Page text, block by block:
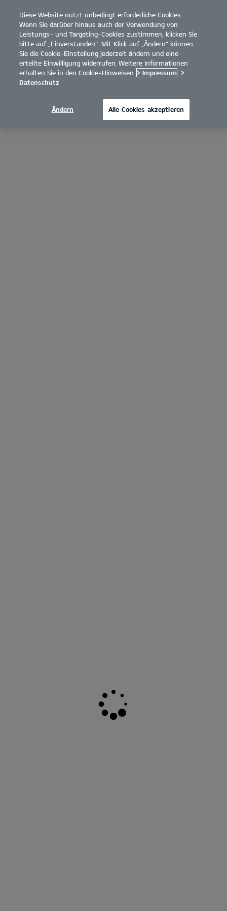
open
menu
Diese Website nutzt unbedingt erforderliche Cookies.
Wenn Sie darüber hinaus auch der Verwendung von
Leistungs- und Targeting-Cookies zustimmen, klicken Sie
bitte auf „Einverstanden“. Mit Klick auf „Ändern“ können
Sie die Cookie-Einstellung jederzeit ändern und eine
erteilte Einwilligung widerrufen. Weitere Informationen
erhalten Sie in den Cookie-Hinweisen. > Impressum >
Datenschutz
Ändern Alle Cookies akzeptieren